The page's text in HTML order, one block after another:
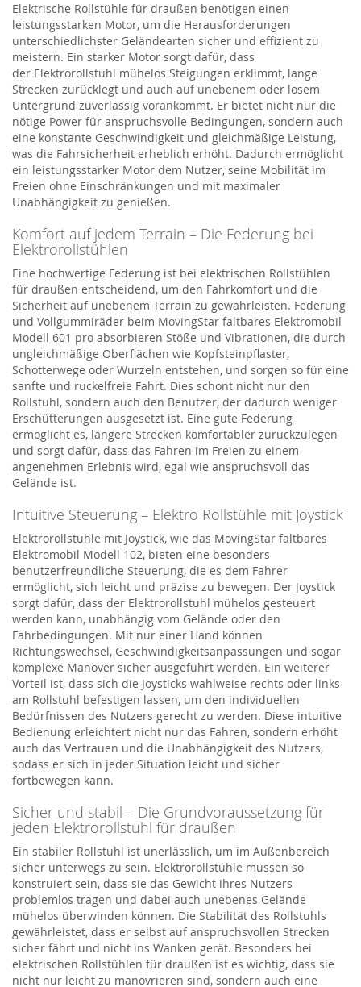
Elektrische Rollstühle für draußen benötigen einen
leistungsstarken Motor, um die Herausforderungen
unterschiedlichster Geländearten sicher und effizient zu
meistern. Ein starker Motor sorgt dafür, dass
der Elektrorollstuhl mühelos Steigungen erklimmt, lange
Strecken zurücklegt und auch auf unebenem oder losem
Untergrund zuverlässig vorankommt. Er bietet nicht nur die
nötige Power für anspruchsvolle Bedingungen, sondern auch
eine konstante Geschwindigkeit und gleichmäßige Leistung,
was die Fahrsicherheit erheblich erhöht. Dadurch ermöglicht
ein leistungsstarker Motor dem Nutzer, seine Mobilität im
Freien ohne Einschränkungen und mit maximaler
Unabhängigkeit zu genießen.
Komfort auf jedem Terrain – Die Federung bei
Elektrorollstühlen
Eine hochwertige Federung ist bei elektrischen Rollstühlen
für draußen entscheidend, um den Fahrkomfort und die
Sicherheit auf unebenem Terrain zu gewährleisten. Federung
und Vollgummiräder beim MovingStar faltbares Elektromobil
Modell 601 pro absorbieren Stöße und Vibrationen, die durch
ungleichmäßige Oberflächen wie Kopfsteinpflaster,
Schotterwege oder Wurzeln entstehen, und sorgen so für eine
sanfte und ruckelfreie Fahrt. Dies schont nicht nur den
Rollstuhl, sondern auch den Benutzer, der dadurch weniger
Erschütterungen ausgesetzt ist. Eine gute Federung
ermöglicht es, längere Strecken komfortabler zurückzulegen
und sorgt dafür, dass das Fahren im Freien zu einem
angenehmen Erlebnis wird, egal wie anspruchsvoll das
Gelände ist.
Intuitive Steuerung – Elektro Rollstühle mit Joystick
Elektrorollstühle mit Joystick, wie das MovingStar faltbares
Elektromobil Modell 102, bieten eine besonders
benutzerfreundliche Steuerung, die es dem Fahrer
ermöglicht, sich leicht und präzise zu bewegen. Der Joystick
sorgt dafür, dass der Elektrorollstuhl mühelos gesteuert
werden kann, unabhängig vom Gelände oder den
Fahrbedingungen. Mit nur einer Hand können
Richtungswechsel, Geschwindigkeitsanpassungen und sogar
komplexe Manöver sicher ausgeführt werden. Ein weiterer
Vorteil ist, dass sich die Joysticks wahlweise rechts oder links
am Rollstuhl befestigen lassen, um den individuellen
Bedürfnissen des Nutzers gerecht zu werden. Diese intuitive
Bedienung erleichtert nicht nur das Fahren, sondern erhöht
auch das Vertrauen und die Unabhängigkeit des Nutzers,
sodass er sich in jeder Situation leicht und sicher
fortbewegen kann.
Sicher und stabil – Die Grundvoraussetzung für
jeden Elektrorollstuhl für draußen
Ein stabiler Rollstuhl ist unerlässlich, um im Außenbereich
sicher unterwegs zu sein. Elektrorollstühle müssen so
konstruiert sein, dass sie das Gewicht ihres Nutzers
problemlos tragen und dabei auch unebenes Gelände
mühelos überwinden können. Die Stabilität des Rollstuhls
gewährleistet, dass er selbst auf anspruchsvollen Strecken
sicher fährt und nicht ins Wanken gerät. Besonders bei
elektrischen Rollstühlen für draußen ist es wichtig, dass sie
nicht nur leicht zu manövrieren sind, sondern auch eine